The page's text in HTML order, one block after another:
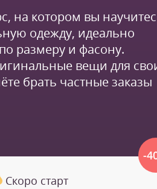
на котором вы
одежду, идеально
размеру и фасону.
вещи для
брать частные заказы
-
Скоро старт